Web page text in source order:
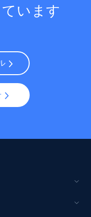
います